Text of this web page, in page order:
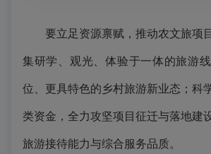
要立足资源禀赋，推动农文旅项
集研学、观光、体验于一体的旅游
位、更具特色的乡村旅游新业态；科
类资金，全力攻坚项目征迁与落地建
旅游接待能力与综合服务品质。